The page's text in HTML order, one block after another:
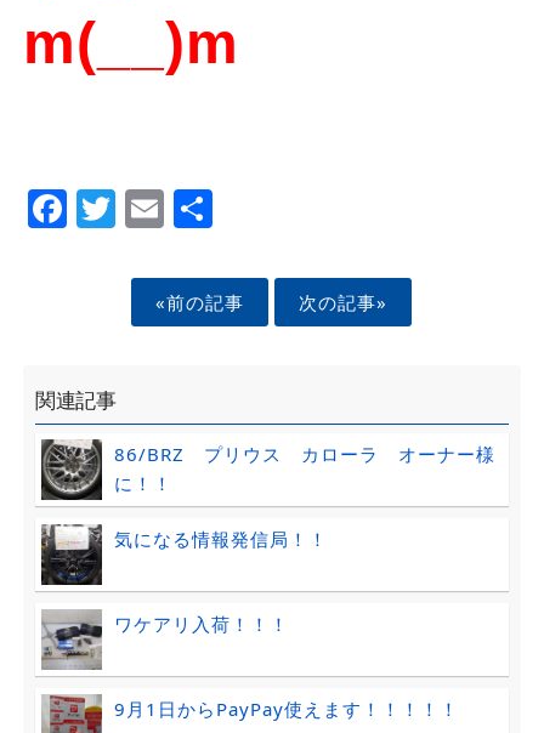
m(__)m
Facebook
Twitter
EmailShare
«前の記事 次の記事»
関連記事
86/BRZ プリウス カローラ オーナー様
に！！
気になる情報発信局！！
ワケアリ入荷！！！
9月1日からPayPay使えます！！！！！